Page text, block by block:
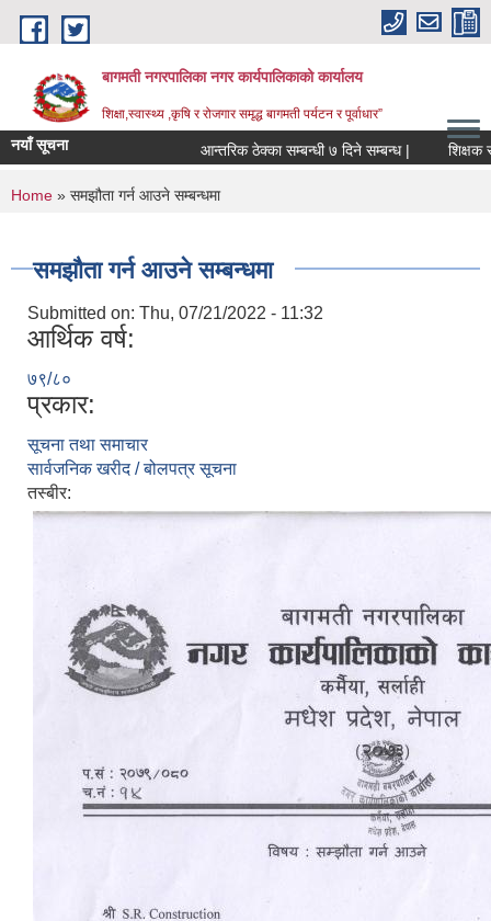
Skip to main content
बागमती नगरपालिका नगर कार्यपालिकाको कार्यालय
शिक्षा,स्वास्थ्य ,कृषि र रोजगार समृद्ध बागमती पर्यटन र पूर्वाधार”
नयाँ सूचना आन्तरिक ठेक्का सम्बन्धी ७ दिने सम्बन्ध |
You are here
Home » समझौता गर्न आउने सम्बन्धमा
समझौता गर्न आउने सम्बन्धमा
Submitted on: Thu, 07/21/2022 - 11:32
आर्थिक वर्ष:
७९/८०
प्रकार:
सूचना तथा समाचार
सार्वजनिक खरीद / बोलपत्र सूचना
तस्बीर: